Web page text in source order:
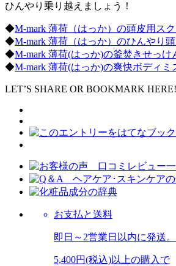
ひんやり乗り越えましょう！
◆M-mark 薄荷（はっか）の頭皮用ス
◆M-mark 薄荷（はっか）のひんやり
◆M-mark 薄荷(はっか)の釜焚きせっけ
◆M-mark 薄荷(はっか)の爽快ボディミ
LET’S SHARE OR BOOKMARK HERE!
お支払と送料
即日～2営業日以内に発送。
5,400円(税込)以上の購入で